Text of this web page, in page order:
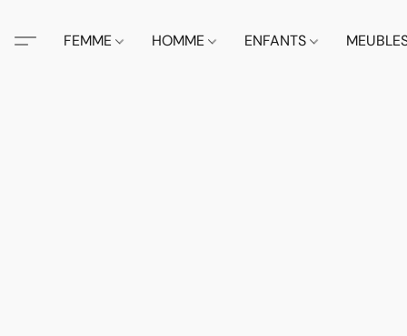
FEMME HOMME ENFANTS